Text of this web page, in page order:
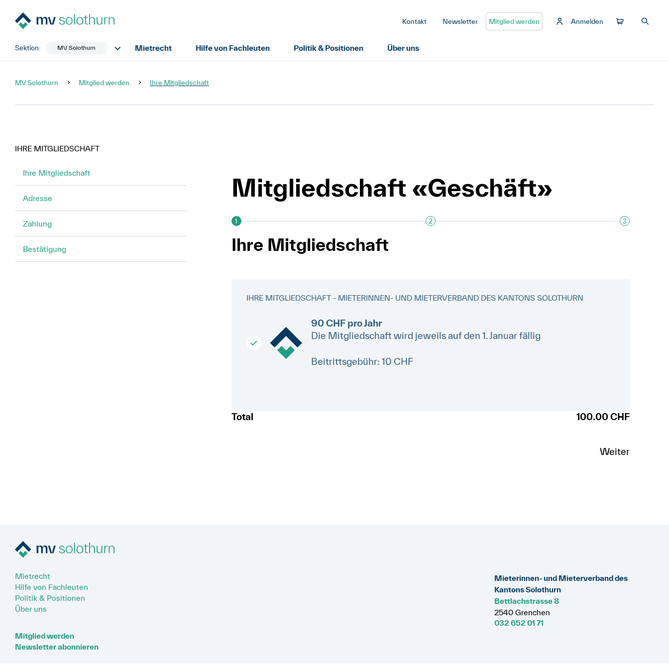
Kontakt Newsletter Mitglied werden Anmelden
Sektion: MV Solothurn Mietrecht Hilfe von Fachleuten Politik & Positionen Über uns
MV Solothurn Mitglied werden Ihre Mitgliedschaft
IHRE MITGLIEDSCHAFT
Ihre Mitgliedschaft
Adresse
Zahlung
Bestätigung
Mitgliedschaft «Geschäft»
1 2 3
Ihre Mitgliedschaft
IHRE MITGLIEDSCHAFT - MIETERINNEN- UND MIETERVERBAND DES KANTONS SOLOTHURN
90 CHF pro Jahr
Die Mitgliedschaft wird jeweils auf den 1. Januar fällig
Beitrittsgebühr: 10 CHF
Total 100.00 CHF
Weiter
Mietrecht
Hilfe von Fachleuten
Politik & Positionen
Über uns
Mitglied werden
Newsletter abonnieren
Mieterinnen- und Mieterverband des
Kantons Solothurn
Bettlachstrasse 8
2540 Grenchen
032 652 01 71